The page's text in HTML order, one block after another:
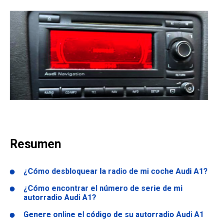
Resumen
¿Cómo desbloquear la radio de mi coche Audi A1?
¿Cómo encontrar el número de serie de mi
autorradio Audi A1?
Genere online el código de su autorradio Audi A1